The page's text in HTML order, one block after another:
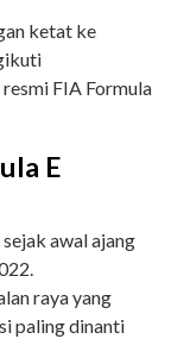
ketat ke
FIA Formula
E
awal ajang
raya yang
paling dinanti